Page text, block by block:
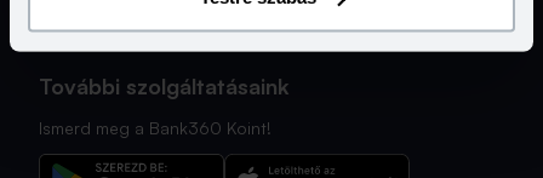
Hasznos Linkek
További szolgáltatásaink
Ismerd meg a Bank360 Koint!